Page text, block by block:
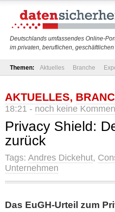
Deutschlands umfassendes Online-
im privaten, beruflichen,
Themen: Aktuelles Branche
AKTUELLES,
18:21 - noch keine
Privacy Shield:
zurück
Tags: Andres Dickehut,
Unternehmen
Das EuGH-Urteil zum